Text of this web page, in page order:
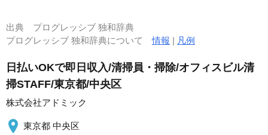
出典 プログレッシブ 独和辞典
プログレッシブ 独和辞典について情報 | 凡例
日払いOKで即日収入/清掃員・掃除/オフィスビル清
掃STAFF/東京都/中央区
株式会社アドミック
東京都 中央区